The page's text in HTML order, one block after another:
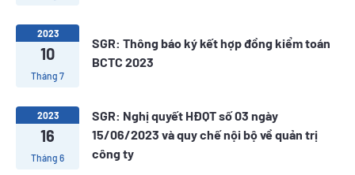
2023
10
Tháng 7
SGR: Thông báo ký kết hợp đồng kiểm toán
BCTC 2023
2023
16
Tháng 6
SGR: Nghị quyết HĐQT số 03 ngày
15/06/2023 và quy chế nội bộ về quản trị
công ty